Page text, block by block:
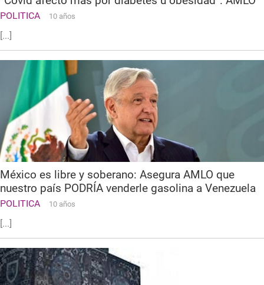
POLITICA 10 años
[...]
México es libre y soberano: Asegura AMLO que
nuestro país PODRÍA venderle gasolina a Venezuela
POLITICA 10 años
[...]